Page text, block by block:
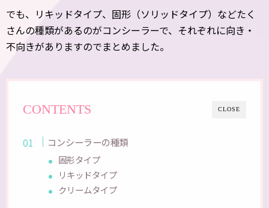
でも、リキッドタイプ、固形（ソリッドタイプ）などたく
さんの種類があるのがコンシーラーで、それぞれに向き・
不向きがありますのでまとめました。
CLOSE
CONTENTS
コンシーラーの種類
固形タイプ
リキッドタイプ
クリームタイプ